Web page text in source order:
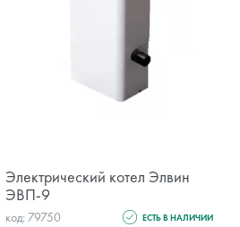
Электрический котел Элвин
ЭВП-9
код: 79750 ЕСТЬ В НАЛИЧИИ